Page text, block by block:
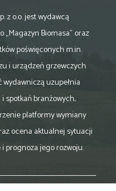
z o.o. jest wydawcą
„Magazyn Biomasa” oraz
poświęconych m.in.
i urządzeń grzewczych
wydawniczą uzupełnia
spotkań branżowych,
platformy wymiany
ocena aktualnej sytuacji
prognoza jego rozwoju.